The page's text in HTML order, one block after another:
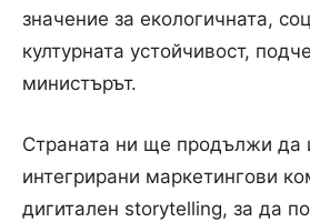
значение за екологичната,
културната устойчивост,
министърът.
Страната ни ще продължи да
интегрирани маркетингови
дигитален storytelling, за да